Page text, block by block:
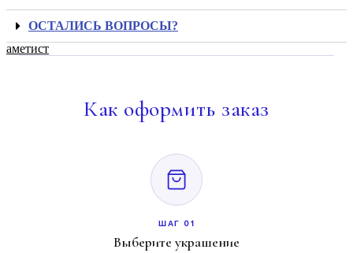
ОСТАЛИСЬ ВОПРОСЫ?
аметист
Как оформить заказ
ШАГ 01
Выберите украшение